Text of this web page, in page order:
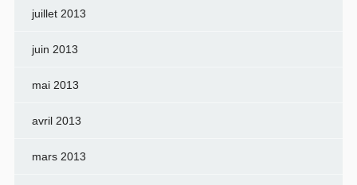
juillet 2013
juin 2013
mai 2013
avril 2013
mars 2013